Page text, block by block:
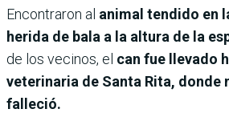
Encontraron al animal tendido en
herida de bala a la altura de la
de los vecinos, el can fue llevado
veterinaria de Santa Rita, donde
falleció.